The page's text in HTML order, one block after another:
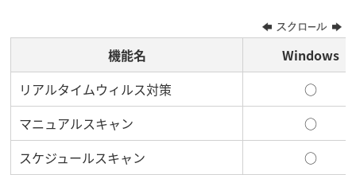
機能名
Windows
リアルタイムウィルス対策
○
マニュアルスキャン
○
スケジュールスキャン
○